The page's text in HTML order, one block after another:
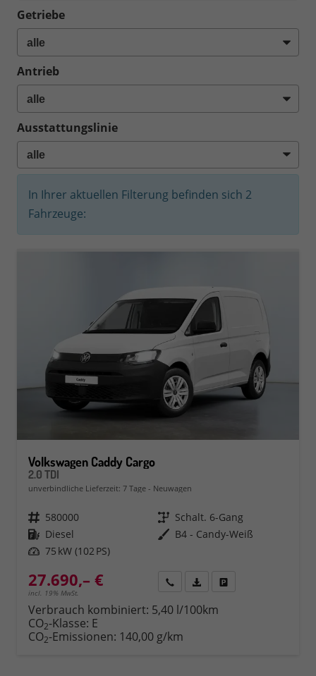
Getriebe
Antrieb
Ausstattungslinie
In Ihrer aktuellen Filterung befinden sich 2
Fahrzeuge:
Volkswagen Caddy Cargo
2.0 TDI
unverbindliche Lieferzeit: 7 Tage Neuwagen
Fahrzeugnr. 580000 Getriebe Schalt. 6-Gang
Kraftstoff Diesel Außenfarbe B4 - Candy-Weiß
Leistung 75 kW (102 PS)
27.690,– €
incl. 19% MwSt.
Rückruf PDF-Datei, Fahrzeugexposé
Verbrauch kombiniert: 5,40 l/100km
CO2-Klasse: E
CO2-Emissionen: 140,00 g/km